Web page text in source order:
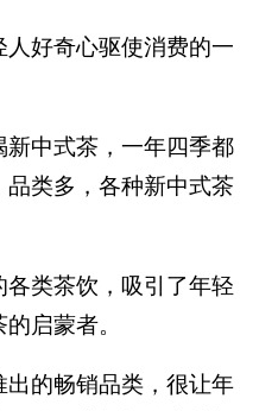
好奇心驱使消费的一
中式茶，一年四季都
类多，各种新中式茶
类茶饮，吸引了年轻
启蒙者。
的畅销品类，很让年